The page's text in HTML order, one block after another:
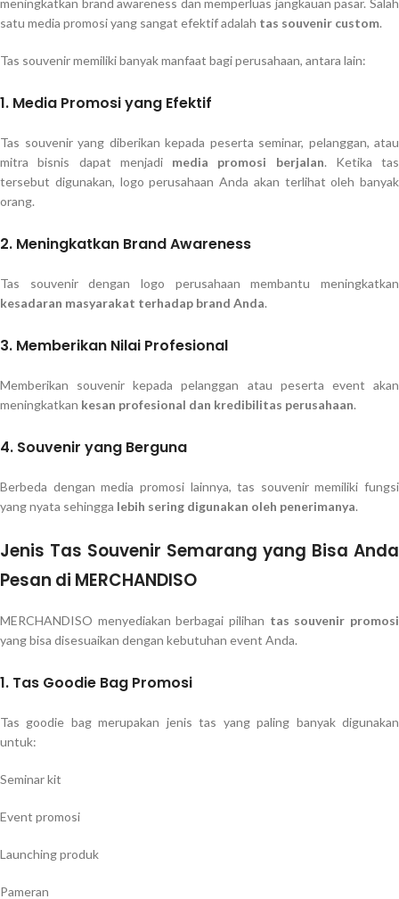
meningkatkan brand awareness dan memperluas jangkauan pasar. Salah
satu media promosi yang sangat efektif adalah tas souvenir custom.
Tas souvenir memiliki banyak manfaat bagi perusahaan, antara lain:
1. Media Promosi yang Efektif
Tas souvenir yang diberikan kepada peserta seminar, pelanggan, atau
mitra bisnis dapat menjadi media promosi berjalan. Ketika tas
tersebut digunakan, logo perusahaan Anda akan terlihat oleh banyak
orang.
2. Meningkatkan Brand Awareness
Tas souvenir dengan logo perusahaan membantu meningkatkan
kesadaran masyarakat terhadap brand Anda.
3. Memberikan Nilai Profesional
Memberikan souvenir kepada pelanggan atau peserta event akan
meningkatkan kesan profesional dan kredibilitas perusahaan.
4. Souvenir yang Berguna
Berbeda dengan media promosi lainnya, tas souvenir memiliki fungsi
yang nyata sehingga lebih sering digunakan oleh penerimanya.
Jenis Tas Souvenir Semarang yang Bisa Anda
Pesan di MERCHANDISO
MERCHANDISO menyediakan berbagai pilihan tas souvenir promosi
yang bisa disesuaikan dengan kebutuhan event Anda.
1. Tas Goodie Bag Promosi
Tas goodie bag merupakan jenis tas yang paling banyak digunakan
untuk:
Seminar kit
Event promosi
Launching produk
Pameran